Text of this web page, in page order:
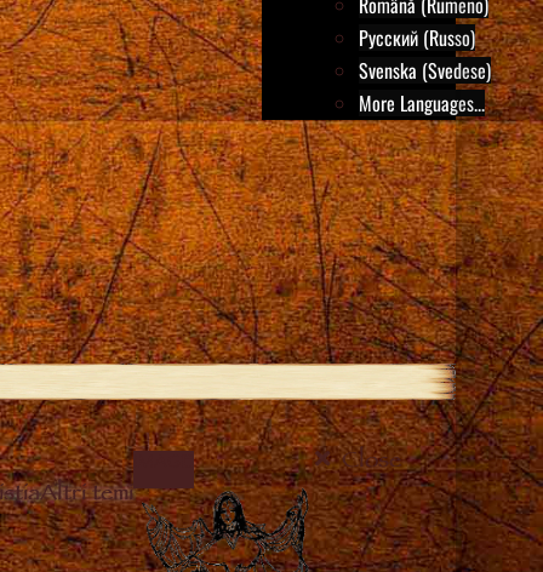
Русский (Russo)
Svenska (Svedese)
More Languages...
Altri temi
Close